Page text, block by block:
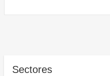
Sectores